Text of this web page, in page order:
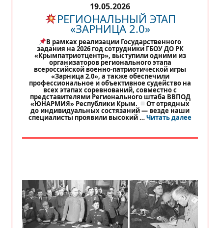
19.05.2026
РЕГИОНАЛЬНЫЙ ЭТАП
«ЗАРНИЦА 2.0»
В рамках реализации Государственного
задания на 2026 год сотрудники ГБОУ ДО РК
«Крымпатриотцентр», выступили одними из
организаторов регионального этапа
всероссийской военно-патриотической игры
«Зарница 2.0», а также обеспечили
профессиональное и объективное судейство на
всех этапах соревнований, совместно с
представителями Регионального штаба ВВПОД
«ЮНАРМИЯ» Республики Крым. От отрядных
до индивидуальных состязаний — везде наши
специалисты проявили высокий …Читать далее«